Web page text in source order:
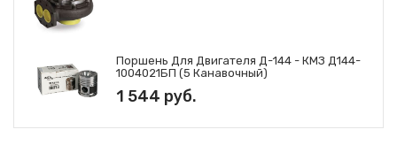
Поршень Для Двигателя Д-144 - КМЗ Д144-
1004021БП (5 Канавочный)
1 544 руб.